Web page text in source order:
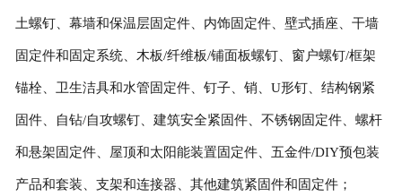
土螺钉、幕墙和保温层固定件、内饰固定件、壁式插座、干墙
固定件和固定系统、木板/纤维板/铺面板螺钉、窗户螺钉/框架
锚栓、卫生洁具和水管固定件、钉子、销、U形钉、结构钢紧
固件、自钻/自攻螺钉、建筑安全紧固件、不锈钢固定件、螺杆
和悬架固定件、屋顶和太阳能装置固定件、五金件/DIY预包装
产品和套装、支架和连接器、其他建筑紧固件和固定件；